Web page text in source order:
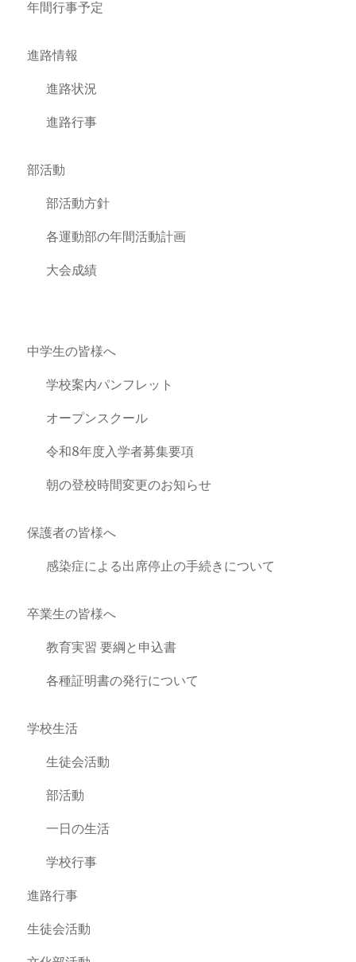
年間行事予定
進路情報
進路状況
進路行事
部活動
部活動方針
各運動部の年間活動計画
大会成績
中学生の皆様へ
学校案内パンフレット
オープンスクール
令和8年度入学者募集要項
朝の登校時間変更のお知らせ
保護者の皆様へ
感染症による出席停止の手続きについて
卒業生の皆様へ
教育実習 要綱と申込書
各種証明書の発行について
学校生活
生徒会活動
部活動
一日の生活
学校行事
進路行事
生徒会活動